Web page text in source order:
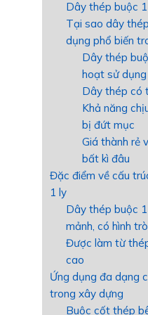
Dây thép buộc 1
Tại sao dây
dụng phổ biến
Dây thép
hoạt sử dụng
Dây thép có
Khả năng
bị đứt mục
Giá thành rẻ
bất kì đâu
Đặc điểm về cấu
1 ly
Dây thép buộc
mảnh, có hình
Được làm từ
cao
Ứng dụng đa dạng
trong xây dựng
Buộc cốt thép